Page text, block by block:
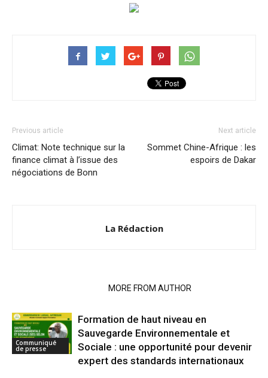
Previous article
Climat: Note technique sur la
finance climat à l’issue des
négociations de Bonn
Next article
Sommet Chine-Afrique : les
espoirs de Dakar
La Rédaction
MORE FROM AUTHOR
Communiqué
de presse
Formation de haut niveau en
Sauvegarde Environnementale et
Sociale : une opportunité pour devenir
expert des standards internationaux